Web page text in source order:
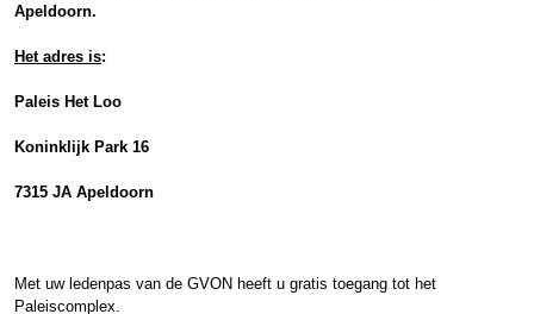
Apeldoorn.
Het adres is:
Paleis Het Loo
Koninklijk Park 16
7315 JA Apeldoorn
Met uw ledenpas van de GVON heeft u gratis toegang tot het
Paleiscomplex.